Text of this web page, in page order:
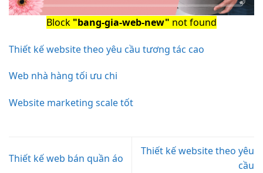
Block "bang-gia-web-new" not found
Thiết kế website theo yêu cầu tương tác cao
Web nhà hàng tối ưu chi
Website marketing scale tốt
Thiết kế web bán quần áo
Thiết kế website theo yêu
cầu